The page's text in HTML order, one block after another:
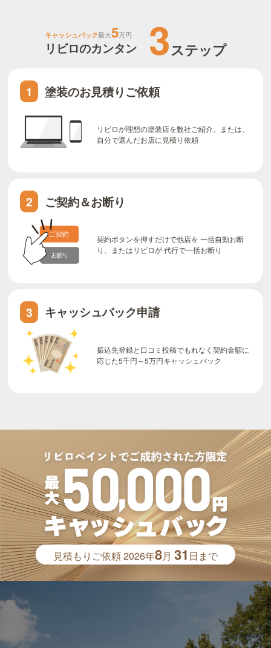
キャッシュバック最大5万円
リビロのカンタン 3ステップ
1 塗装のお見積りご依頼
リビロが理想の塗装店を数社ご紹介。または、
自分で選んだお店に見積り依頼
2 ご契約＆お断り
契約ボタンを押すだけで他店を 一括自動お断
り、またはリビロが 代行で一括お断り
3 キャッシュバック申請
振込先登録と口コミ投稿でもれなく契約金額に
応じた5千円～5万円キャッシュバック
見積もりご依頼2026年8月31 日まで